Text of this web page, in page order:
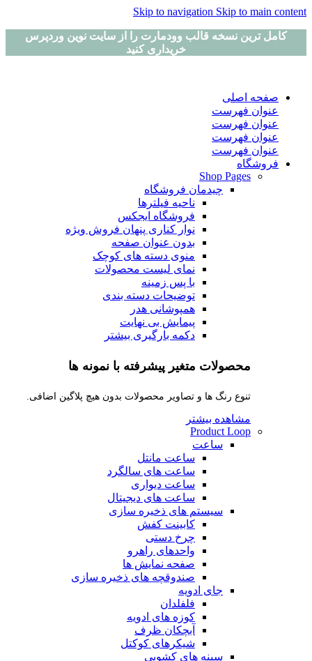
Skip to navigation Skip to main content
کامل ترین نسخه قالب وودمارت را از سایت نوین وردپرس
خریداری کنید
صفحه اصلی
عنوان فهرست
عنوان فهرست
عنوان فهرست
عنوان فهرست
فروشگاه
Shop Pages
چیدمان فروشگاه
ناحیه فیلترها
فروشگاه ایجکس
نوار کناری پنهان فروش ویژه
بدون عنوان صفحه
منوی دسته های کوچک
نمای لیست محصولات
با پس زمینه
توضیحات دسته بندی
همپوشانی هدر
پیمایش بی نهایت
دکمه بارگیری بیشتر
محصولات متغیر پیشرفته با نمونه ها
تنوع رنگ ها و تصاویر محصولات بدون هیچ پلاگین اضافی.
مشاهده بیشتر
Product Loop
ساعت
ساعت مانتل
ساعت های سالگرد
ساعت دیواری
ساعت های دیجیتال
سیستم های ذخیره سازی
کابینت کفش
چرخ دستی
واحدهای راهرو
صفحه نمایش ها
صندوقچه های ذخیره سازی
جای ادویه
فلفلدان
کوزه های ادویه
آبچکان ظرف
شیکرهای کوکتل
سینه های کشویی